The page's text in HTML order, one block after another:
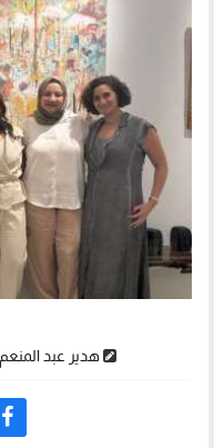
هدير عبد المنعم